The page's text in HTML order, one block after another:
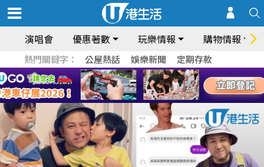
演唱會 優惠著數 玩樂情報 購物情報
熱門關鍵字： 公屋熱話 娛樂新聞 定期存款